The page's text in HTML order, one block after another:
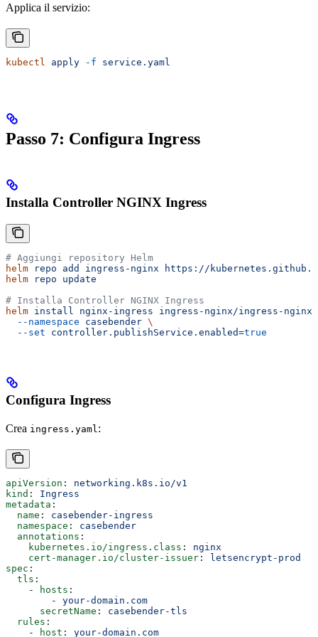
Applica il servizio:
kubectl apply -f service.yaml
Passo 7: Configura Ingress
Installa Controller NGINX Ingress
# Aggiungi repository Helm
helm repo add ingress-nginx https://
helm repo update
# Installa Controller NGINX Ingress
helm install nginx-ingress ingress-nginx/ingress-nginx
  --namespace
casebender \
  --set
controller.publishService.enabled=true
Configura Ingress
Crea ingress.yaml :
apiVersion : networking.k8s.io/v1
kind : Ingress
metadata :
  name
: casebender-ingress
  namespace
: casebender
  annotations
:
    kubernetes.io/ingress.class
: nginx
    cert-manager.io/cluster-issuer
: letsencrypt-prod
spec :
  tls
:
    -
hosts :
        -
your-domain.com
      secretName
: casebender-tls
  rules
:
    -
host : your-domain.com